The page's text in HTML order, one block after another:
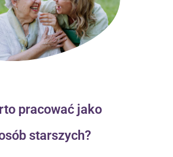
pracować jako
starszych?